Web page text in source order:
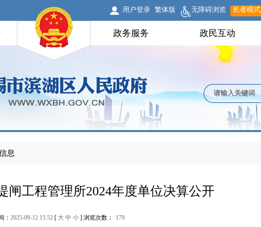
用户登录 繁体版 无障碍浏览 长者模式
政务服务 政民互动
息
闸工程管理所2024年度单位决算公开
： 2025-09-12 15:52 [ 大 中 小 ] 浏览次数： 179